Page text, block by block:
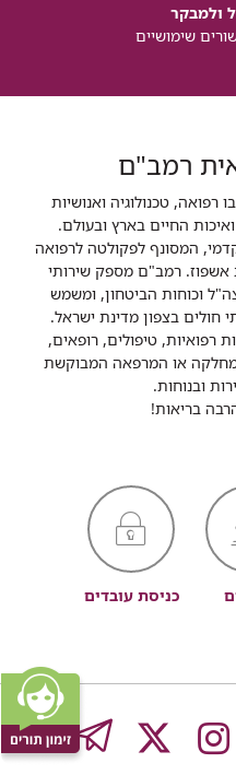
ולמבקר
שימושיים
רמב"ם
טכנולוגיה ואנושיות
החיים בארץ ובעולם.
המסונף לפקולטה לרפואה
ומונה כ- 1000 מיטות אשפוז. רמב"ם מספק שירותי
תושבים, צה"ל וכוחות הביטחון, ומשמש
רפואיות, טיפולים, רופאים,
או המרפאה המבוקשת
ובנוחות.
בריאות!
כניסת עובדים
לעמוד
לעמוד